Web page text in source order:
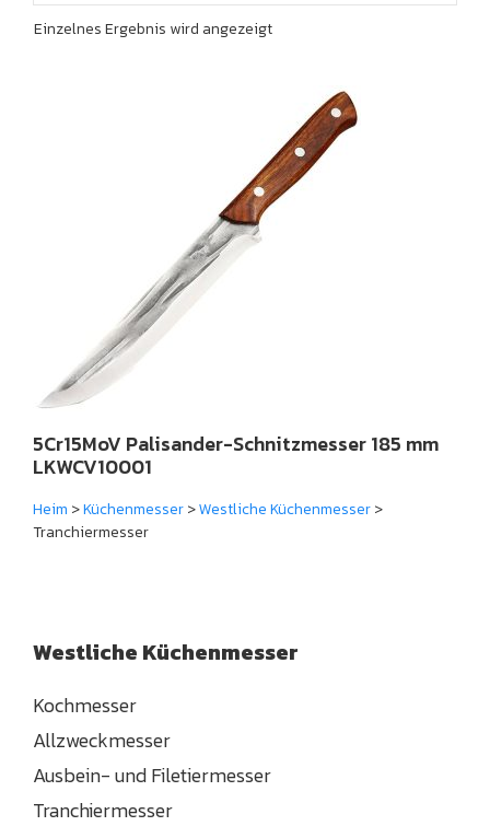
Einzelnes Ergebnis wird angezeigt
5Cr15MoV Palisander-Schnitzmesser 185 mm
LKWCV10001
Heim >Küchenmesser>Westliche Küchenmesser>
Tranchiermesser
Westliche Küchenmesser
Kochmesser
Allzweckmesser
Ausbein- und Filetiermesser
Tranchiermesser